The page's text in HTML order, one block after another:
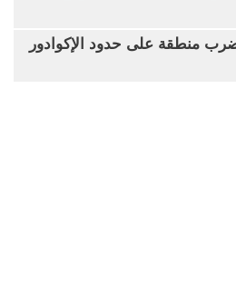
درجات يضرب منطقة على حدود الإكوادور